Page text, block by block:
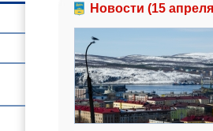
Новости (15